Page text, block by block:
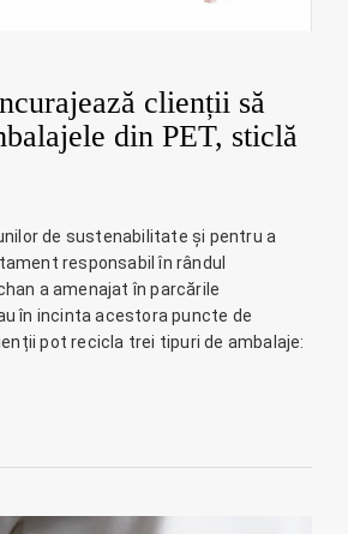
clienții să
din PET, sticlă
de sustenabilitate și pentru a
responsabil în rândul
a amenajat în parcările
în incinta acestora puncte de
pot recicla trei tipuri de ambalaje: